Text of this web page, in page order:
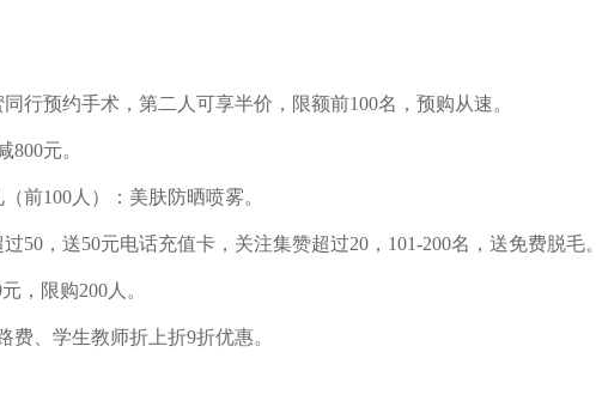
行预约手术，第二人可享半价，限额前100名，预购从速。
800元。
前100人）：美肤防晒喷雾。
50，送50元电话充值卡，关注集赞超过20，101-200名，送免费脱毛。
，限购200人。
、学生教师折上折9折优惠。